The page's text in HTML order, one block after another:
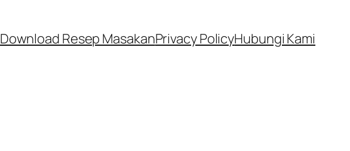
Download Resep MasakanPrivacy PolicyHubungi Kami